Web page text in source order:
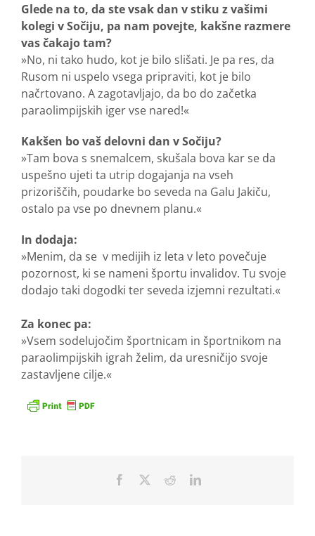
Glede na to, da ste vsak dan v stiku z vašimi
kolegi v Sočiju, pa nam povejte, kakšne razmere
vas čakajo tam?
»No, ni tako hudo, kot je bilo slišati. Je pa res, da
Rusom ni uspelo vsega pripraviti, kot je bilo
načrtovano. A zagotavljajo, da bo do začetka
paraolimpijskih iger vse nared!«
Kakšen bo vaš delovni dan v Sočiju?
»Tam bova s snemalcem, skušala bova kar se da
uspešno ujeti ta utrip dogajanja na vseh
prizoriščih, poudarke bo seveda na Galu Jakiču,
ostalo pa vse po dnevnem planu.«
In dodaja:
»Menim, da se v medijih iz leta v leto povečuje
pozornost, ki se nameni športu invalidov. Tu svoje
dodajo taki dogodki ter seveda izjemni rezultati.«
Za konec pa:
»Vsem sodelujočim športnicam in športnikom na
paraolimpijskih igrah želim, da uresničijo svoje
zastavljene cilje.«
Facebook RedditLinkedIn